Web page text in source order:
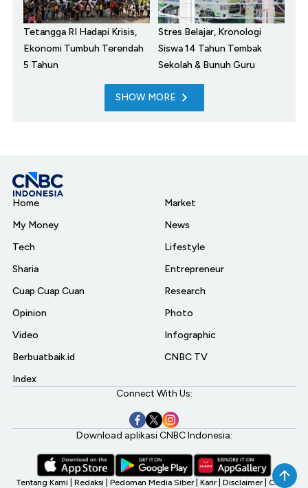
Tetangga RI Hadapi Krisis,
Ekonomi Tumbuh Terendah
5 Tahun
Stres Belajar, Kronologi
Siswa 14 Tahun Tembak
Sekolah & Bunuh Guru
SHOW MORE
Home
My Money
Tech
Sharia
Cuap Cuap Cuan
Opinion
Video
Berbuatbaik.id
Index
Market
News
Lifestyle
Entrepreneur
Research
Photo
Infographic
CNBC TV
Connect With Us:
Download aplikasi CNBC Indonesia:
Tentang Kami Redaksi Pedoman Media Siber Karir Disclaimer CNBC